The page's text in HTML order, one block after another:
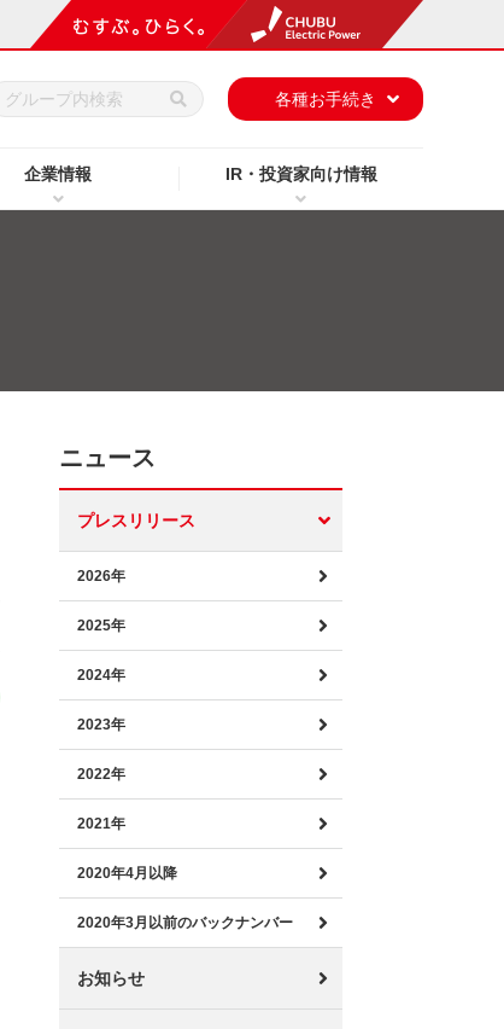
企業情報 IR・投資家向け情報
各種お手続き
ニュース
プレスリリース
2026年
2025年
2024年
2023年
2022年
2021年
2020年4月以降
2020年3月以前のバックナンバー
お知らせ